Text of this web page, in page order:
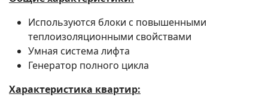
Используются блоки с повышенными
теплоизоляционными свойствами
Умная система лифта
Генератор полного цикла
Характеристика квартир: